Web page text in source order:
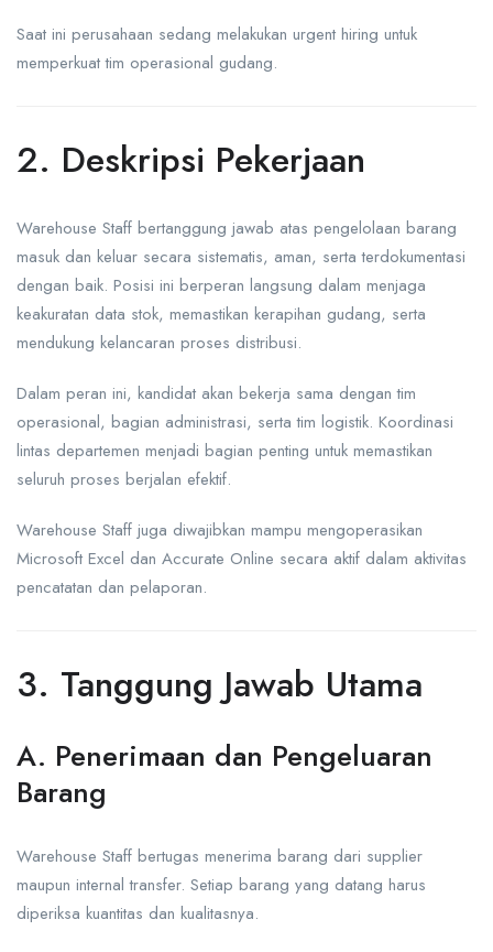
Saat ini perusahaan sedang melakukan urgent hiring untuk
memperkuat tim operasional gudang.
2. Deskripsi Pekerjaan
Warehouse Staff bertanggung jawab atas pengelolaan barang
masuk dan keluar secara sistematis, aman, serta terdokumentasi
dengan baik. Posisi ini berperan langsung dalam menjaga
keakuratan data stok, memastikan kerapihan gudang, serta
mendukung kelancaran proses distribusi.
Dalam peran ini, kandidat akan bekerja sama dengan tim
operasional, bagian administrasi, serta tim logistik. Koordinasi
lintas departemen menjadi bagian penting untuk memastikan
seluruh proses berjalan efektif.
Warehouse Staff juga diwajibkan mampu mengoperasikan
Microsoft Excel dan Accurate Online secara aktif dalam aktivitas
pencatatan dan pelaporan.
3. Tanggung Jawab Utama
A. Penerimaan dan Pengeluaran
Barang
Warehouse Staff bertugas menerima barang dari supplier
maupun internal transfer. Setiap barang yang datang harus
diperiksa kuantitas dan kualitasnya.